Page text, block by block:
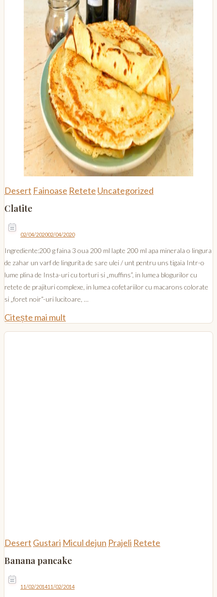
Desert Fainoase Retete Uncategorized
Clatite
02/04/202002/04/2020
Ingrediente:200 g faina 3 oua 200 ml lapte 200 ml apa minerala o lingura
de zahar un varf de lingurita de sare ulei / unt pentru uns tigaia Intr-o
lume plina de Insta-uri cu torturi si „muffins”, in lumea blogurilor cu
retete de prajituri complexe, in lumea cofetariilor cu macarons colorate
si „foret noir”-uri lucitoare, …
Citește mai mult
Desert Gustari Micul dejun Prajeli Retete
Banana pancake
11/02/201411/02/2014